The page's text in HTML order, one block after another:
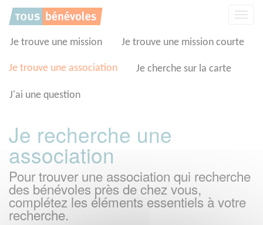
Je trouve une mission Je trouve une mission courte
Je trouve une association Je cherche sur la carte
J'ai une question
Je recherche une
association
Pour trouver une association qui recherche
des bénévoles près de chez vous,
complétez les éléments essentiels à votre
recherche.
Panneau de gestion des cookies